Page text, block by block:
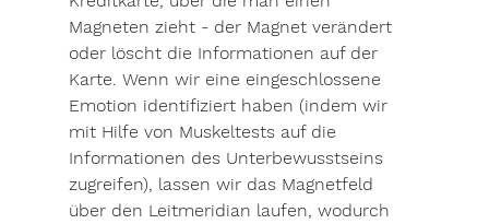
Magneten zieht - der Magnet verändert
oder löscht die Informationen auf der
Karte. Wenn wir eine eingeschlossene
Emotion identifiziert haben (indem wir
mit Hilfe von Muskeltests auf die
Informationen des Unterbewusstseins
zugreifen), lassen wir das Magnetfeld
über den Leitmeridian laufen, wodurch